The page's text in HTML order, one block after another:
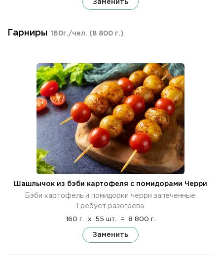
Заменить
Гарниры 160г./чел. (8 800 г.)
Шашлычок из бэби картофеля с помидорами Черри
Бэби картофель и помидорки черри запеченные.
Требует разогрева.
160 г. x 55 шт. = 8 800 г.
Заменить